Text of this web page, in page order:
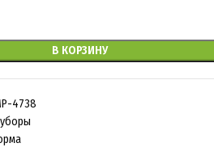
В КОРЗИНУ
4738